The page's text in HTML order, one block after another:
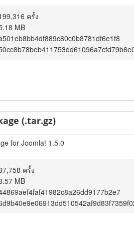
ครั้ง
MB
(.tar.gz)
for Joomla! 1.5.0
ครั้ง
MB